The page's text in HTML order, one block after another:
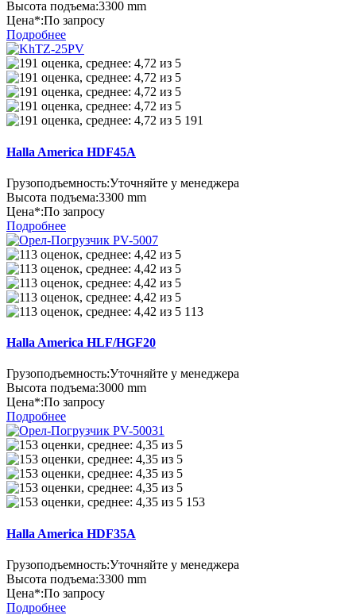
Высота подъема:3300 mm
Цена*:По запросу
Подробнее
191
Halla America HDF45A
Грузоподъемность:Уточняйте у менеджера
Высота подъема:3300 mm
Цена*:По запросу
Подробнее
113
Halla America HLF/HGF20
Грузоподъемность:Уточняйте у менеджера
Высота подъема:3000 mm
Цена*:По запросу
Подробнее
153
Halla America HDF35A
Грузоподъемность:Уточняйте у менеджера
Высота подъема:3300 mm
Цена*:По запросу
Подробнее